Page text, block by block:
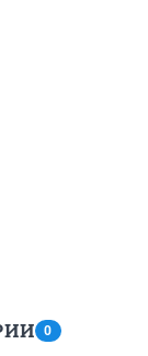
0